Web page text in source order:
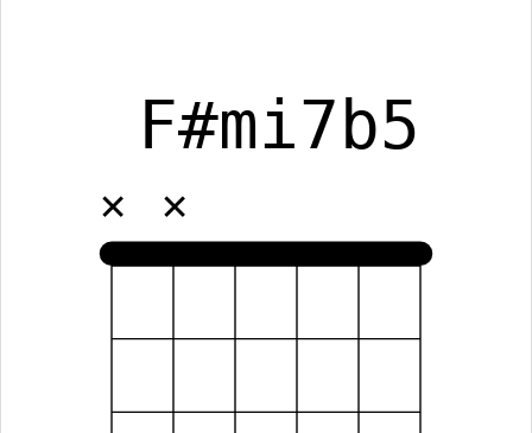
F#mi7b5
✕ ✕